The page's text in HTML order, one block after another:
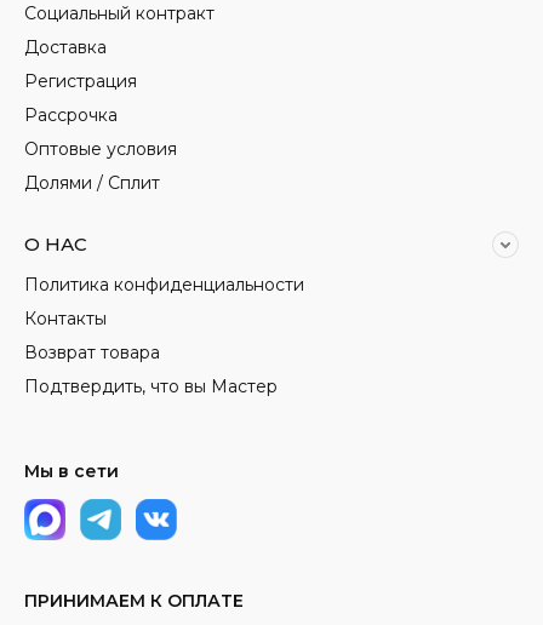
Социальный контракт
Доставка
Регистрация
Рассрочка
Оптовые условия
Долями / Сплит
О НАС
Политика конфиденциальности
Контакты
Возврат товара
Подтвердить, что вы Мастер
Мы в сети
ПРИНИМАЕМ К ОПЛАТЕ